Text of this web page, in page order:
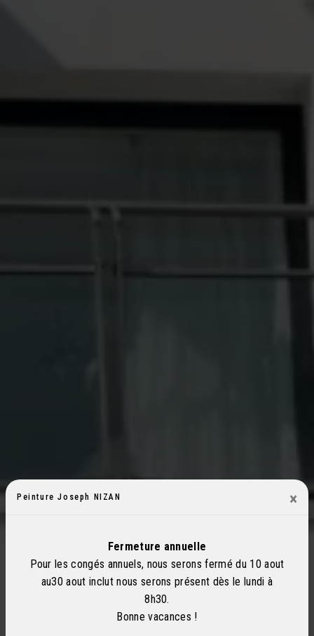
Peinture Joseph NIZAN ×
Fermeture annuelle
Pour les congés annuels, nous serons fermé du 10 aout
au30 aout inclut nous serons présent dès le lundi à
8h30.
Bonne vacances !